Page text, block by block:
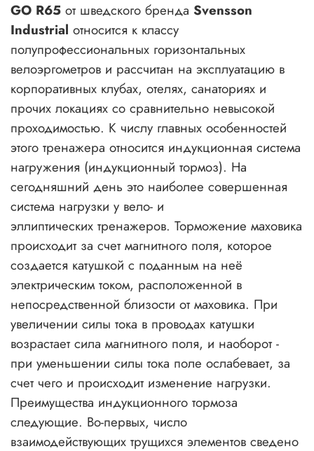
GO R65 от шведского бренда Svensson
Industrial относится к классу
полупрофессиональных горизонтальных
велоэргометров и рассчитан на эксплуатацию в
корпоративных клубах, отелях, санаториях и
прочих локациях со сравнительно невысокой
проходимостью. К числу главных особенностей
этого тренажера относится индукционная система
нагружения (индукционный тормоз). На
сегодняшний день это наиболее совершенная
сиcтема нагрузки у вело- и
эллиптических тренажеров. Торможение маховика
происходит за счет магнитного поля, которое
создается катушкой с поданным на неё
электрическим током, расположенной в
непосредственной близости от маховика. При
увеличении силы тока в проводах катушки
возрастает сила магнитного поля, и наоборот -
при уменьшении силы тока поле ослабевает, за
счет чего и происходит изменение нагрузки.
Преимущества индукционного тормоза
следующие. Во-первых, число
взаимодействующих трущихся элементов сведено